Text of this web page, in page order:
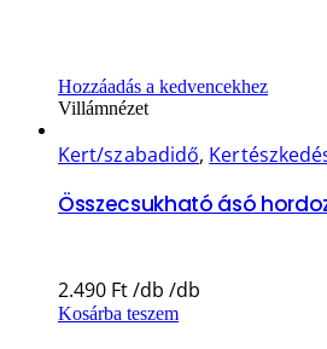
Hozzáadás a kedvencekhez
Villámnézet
Kert/szabadidő,
Összecsukható ásó
2.490 Ft
Kosárba teszem